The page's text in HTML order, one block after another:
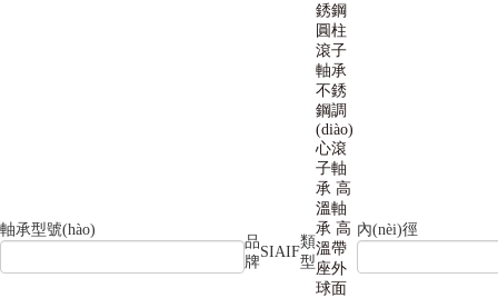
軸承型號(hào)
品
牌
SIAIF
類
型
銹鋼
圓柱
滾子
軸承
不銹
鋼調
(diào)
心滾
子軸
承 高
溫軸
承 高
溫帶
座外
球面
內(nèi)徑